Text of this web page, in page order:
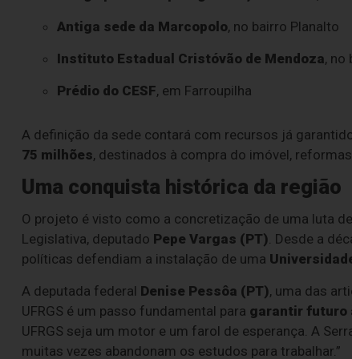
Antiga sede da Marcopolo, no bairro Planalto
Instituto Estadual Cristóvão de Mendoza, no
Prédio do CESF, em Farroupilha
A definição da sede contará com recursos já
75 milhões, destinados à compra do imóvel,
Uma conquista histórica da região
O projeto é visto como a concretização de uma luta de
Legislativa, deputado Pepe Vargas (PT) . Desde a
políticas defendiam a instalação de uma
A deputada federal Denise Pessôa (PT), uma das
UFRGS é um passo fundamental para garantir futuro
UFRGS seja um motor e um farol de esperança. A
muitas vezes abandonam os estudos para trabalhar.”